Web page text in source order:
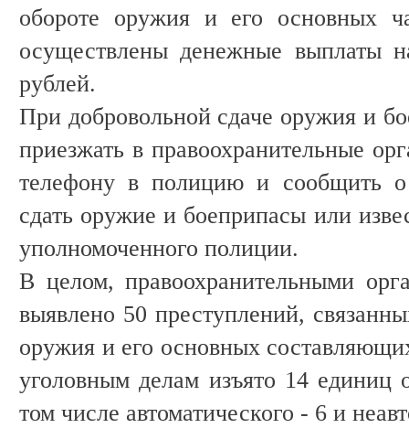
обороте оружия и его основных
осуществлены денежные выплаты
рублей.
При добровольной сдаче оружия и
приезжать в правоохранительные
телефону в полицию и сообщить о
сдать оружие и боеприпасы или
уполномоченного полиции.
В целом, правоохранительными
выявлено 50 преступлений,
оружия и его основных
уголовным делам изъято 14 единиц
том числе автоматического - 6 и